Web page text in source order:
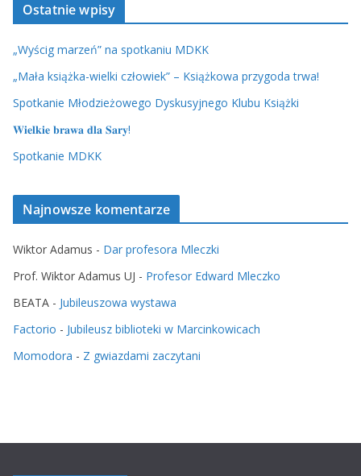
Ostatnie wpisy
„Wyścig marzeń” na spotkaniu MDKK
„Mała książka-wielki człowiek” – Książkowa przygoda trwa!
Spotkanie Młodzieżowego Dyskusyjnego Klubu Książki
𝐖𝐢𝐞𝐥𝐤𝐢𝐞 𝐛𝐫𝐚𝐰𝐚 𝐝𝐥𝐚 𝐒𝐚𝐫𝐲!
Spotkanie MDKK
Najnowsze komentarze
Wiktor Adamus - Dar profesora Mleczki
Prof. Wiktor Adamus UJ - Profesor Edward Mleczko
BEATA - Jubileuszowa wystawa
Factorio - Jubileusz biblioteki w Marcinkowicach
Momodora - Z gwiazdami zaczytani